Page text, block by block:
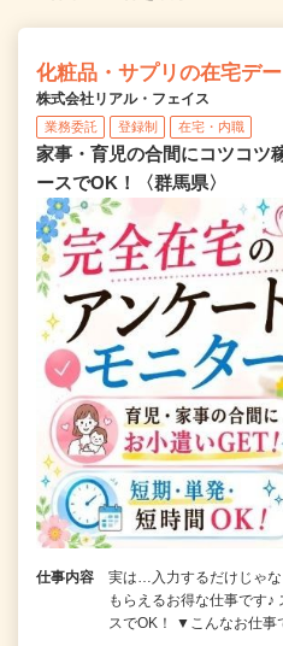
化粧品・サプリの在宅デ
株式会社リアル・フェイス
業務委託 登録制 在宅・内職
家事・育児の合間にコツコツ
ースでOK！〈群馬県〉
仕事内容
実は…入力するだけじゃ
もらえるお得な仕事です♪
スでOK！ ▼こんなお仕事